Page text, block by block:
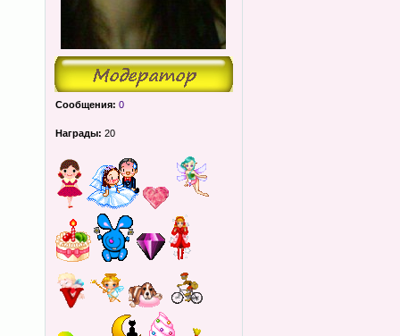
Сообщения: 0
Награды: 20